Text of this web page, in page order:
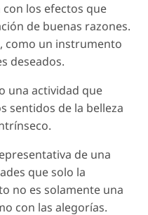
los efectos que
de buenas razones.
como un instrumento
deseados.
una actividad que
sentidos de la belleza
de una
que solo la
no es solamente una
con las alegorías.